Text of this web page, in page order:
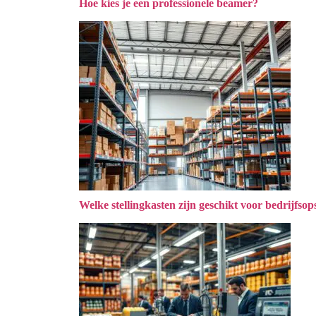
Hoe kies je een professionele beamer?
Welke stellingkasten zijn geschikt voor